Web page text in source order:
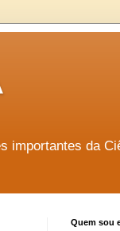
importantes da
Quem sou